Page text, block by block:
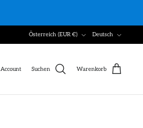
Währung
Österreich (EUR €) Deutsch
Account Suchen Warenkorb